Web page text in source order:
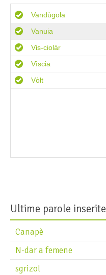
Vandùgola
Vanuia
Vis-ciolàr
Vìscia
Vòlt
Ultime parole inserite
Canapè
N-dar a femene
sgrizol